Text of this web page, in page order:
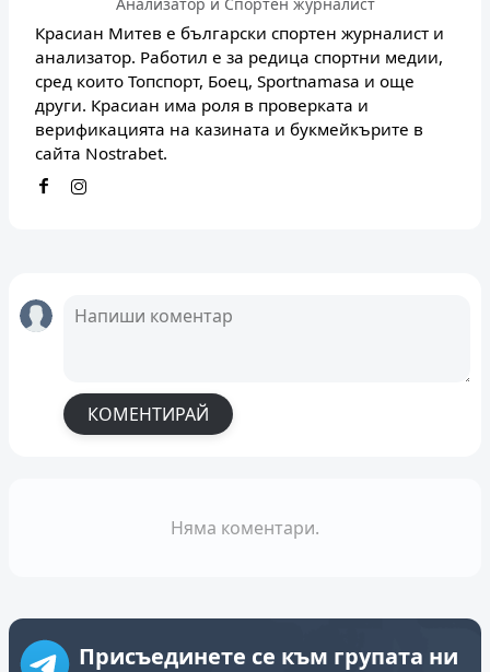
Красиан Митев е български спортен журналист и
анализатор. Работил е за редица спортни медии,
сред които Топспорт, Боец, Sportnamasa и още
други. Красиан има роля в проверката и
верификацията на казината и букмейкърите в
сайта Nostrabet.
КОМЕНТИРАЙ
Няма коментари.
Присъединете се към групата ни